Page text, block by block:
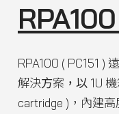
RPA100 ( PC151 )
解決方案，以 1U
cartridge )，內建